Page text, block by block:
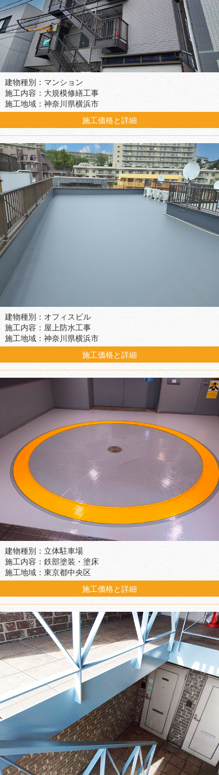
建物種別：マンション
施工内容：大規模修繕工事
施工地域：神奈川県横浜市
施工価格と詳細
建物種別：オフィスビル
施工内容：屋上防水工事
施工地域：神奈川県横浜市
施工価格と詳細
建物種別：立体駐車場
施工内容：鉄部塗装・塗床
施工地域：東京都中央区
施工価格と詳細